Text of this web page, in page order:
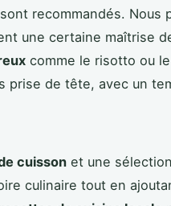
recommandés. Nous
une certaine maîtrise
comme le risotto ou
prise de tête, avec un
cuisson et une
culinaire tout en